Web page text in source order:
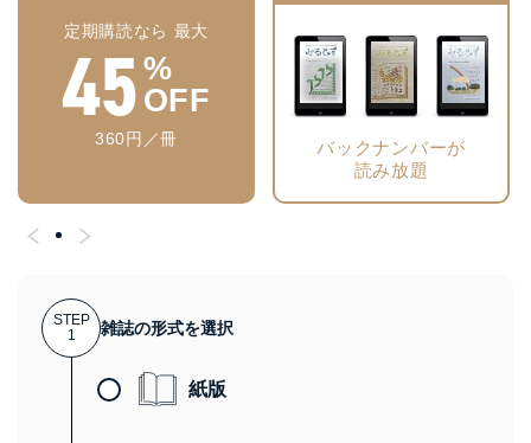
定期購読なら 最大
45 %
OFF
360円／冊
バックナンバーが
読み放題
STEP
1
雑誌の形式を選択
紙版